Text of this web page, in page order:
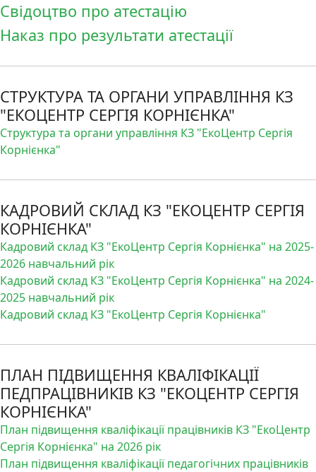
Свідоцтво про атестацію
Наказ про результати атестації
СТРУКТУРА ТА ОРГАНИ УПРАВЛІННЯ КЗ
"ЕКОЦЕНТР СЕРГІЯ КОРНІЄНКА"
Структура та органи управління КЗ "ЕкоЦентр Сергія
Корнієнка"
КАДРОВИЙ СКЛАД КЗ "ЕКОЦЕНТР СЕРГІЯ
КОРНІЄНКА"
Кадровий склад КЗ "ЕкоЦентр Сергія Корнієнка" на 2025-
2026 навчальний рік
Кадровий склад КЗ "ЕкоЦентр Сергія Корнієнка" на 2024-
2025 навчальний рік
Кадровий склад КЗ "ЕкоЦентр Сергія Корнієнка"
ПЛАН ПІДВИЩЕННЯ КВАЛІФІКАЦІЇ
ПЕДПРАЦІВНИКІВ КЗ "ЕКОЦЕНТР СЕРГІЯ
КОРНІЄНКА"
План підвищення кваліфікації працівників КЗ "ЕкоЦентр
Сергія Корнієнка" на 2026 рік
План підвищення кваліфікації педагогічних працівників